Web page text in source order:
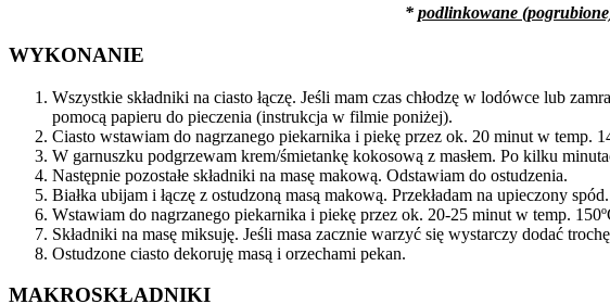
* podlinkowane
WYKONANIE
Wszystkie składniki na ciasto łączę. Jeśli mam czas chłodzę w lodówce lub
pomocą papieru do pieczenia (instrukcja w filmie poniżej).
Ciasto wstawiam do nagrzanego piekarnika i piekę przez ok. 20 minut w temp.
W garnuszku podgrzewam krem/śmietankę kokosową z masłem. Po kilku
Następnie pozostałe składniki na masę makową. Odstawiam do ostudzenia.
Białka ubijam i łączę z ostudzoną masą makową. Przekładam na upieczony spód.
Wstawiam do nagrzanego piekarnika i piekę przez ok. 20-25 minut w temp.
Składniki na masę miksuję. Jeśli masa zacznie warzyć się wystarczy dodać
Ostudzone ciasto dekoruję masą i orzechami pekan.
MAKROSKŁADNIKI